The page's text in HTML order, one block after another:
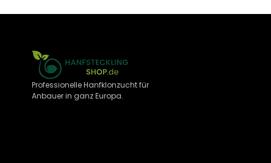
Professionelle Hanfklonzucht für
Anbauer in ganz Europa.